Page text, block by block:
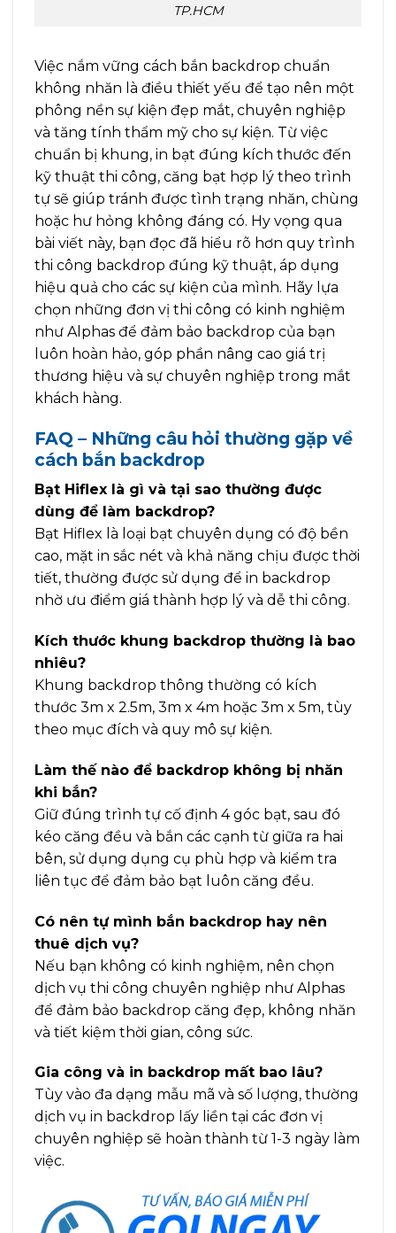
TP.HCM
Việc nắm vững cách bắn backdrop chuẩn
không nhăn là điều thiết yếu để tạo nên một
phông nền sự kiện đẹp mắt, chuyên nghiệp
và tăng tính thẩm mỹ cho sự kiện. Từ việc
chuẩn bị khung, in bạt đúng kích thước đến
kỹ thuật thi công, căng bạt hợp lý theo trình
tự sẽ giúp tránh được tình trạng nhăn, chùng
hoặc hư hỏng không đáng có. Hy vọng qua
bài viết này, bạn đọc đã hiểu rõ hơn quy trình
thi công backdrop đúng kỹ thuật, áp dụng
hiệu quả cho các sự kiện của mình. Hãy lựa
chọn những đơn vị thi công có kinh nghiệm
như Alphas để đảm bảo backdrop của bạn
luôn hoàn hảo, góp phần nâng cao giá trị
thương hiệu và sự chuyên nghiệp trong mắt
khách hàng.
FAQ – Những câu hỏi thường gặp về
cách bắn backdrop
Bạt Hiflex là gì và tại sao thường được
dùng để làm backdrop?
Bạt Hiflex là loại bạt chuyên dụng có độ bền
cao, mặt in sắc nét và khả năng chịu được thời
tiết, thường được sử dụng để in backdrop
nhờ ưu điểm giá thành hợp lý và dễ thi công.
Kích thước khung backdrop thường là bao
nhiêu?
Khung backdrop thông thường có kích
thước 3m x 2.5m, 3m x 4m hoặc 3m x 5m, tùy
theo mục đích và quy mô sự kiện.
Làm thế nào để backdrop không bị nhăn
khi bắn?
Giữ đúng trình tự cố định 4 góc bạt, sau đó
kéo căng đều và bắn các cạnh từ giữa ra hai
bên, sử dụng dụng cụ phù hợp và kiểm tra
liên tục để đảm bảo bạt luôn căng đều.
Có nên tự mình bắn backdrop hay nên
thuê dịch vụ?
Nếu bạn không có kinh nghiệm, nên chọn
dịch vụ thi công chuyên nghiệp như Alphas
để đảm bảo backdrop căng đẹp, không nhăn
và tiết kiệm thời gian, công sức.
Gia công và in backdrop mất bao lâu?
Tùy vào đa dạng mẫu mã và số lượng, thường
dịch vụ in backdrop lấy liền tại các đơn vị
chuyên nghiệp sẽ hoàn thành từ 1-3 ngày làm
việc.